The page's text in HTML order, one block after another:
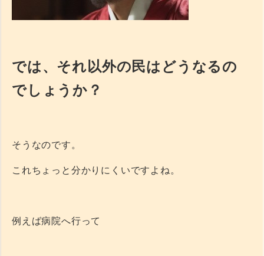
では、それ以外の民はどうなるの
でしょうか？
そうなのです。
これちょっと分かりにくいですよね。
例えば病院へ行って